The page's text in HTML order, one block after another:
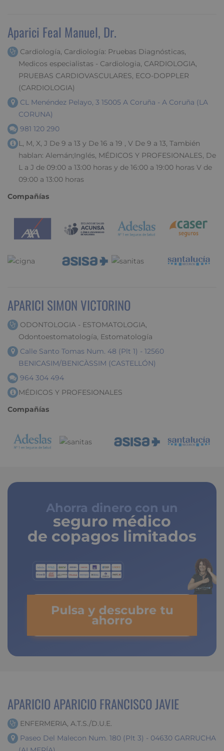
Aparici Feal Manuel, Dr.
Cardiología, Cardiología: Pruebas Diagnósticas,
Medicos especialistas - Cardiologia, CARDIOLOGIA,
PRUEBAS CARDIOVASCULARES, ECO-DOPPLER
(CARDIOLOGIA)
CL Menéndez Pelayo, 3 15005 A Coruña - A Coruña (LA
CORUNA)
981 120 290
L, M, X, J De 9 a 13 y De 16 a 19 , V De 9 a 13, También
hablan: Alemán;Inglés, MÉDICOS Y PROFESIONALES, De
L a J de 09:00 a 13:00 horas y de 16:00 a 19:00 horas V de
09:00 a 13:00 horas
Compañías
APARICI SIMON VICTORINO
ODONTOLOGIA - ESTOMATOLOGIA,
Odontoestomatología, Estomatología
Calle Santo Tomas Num. 48 (Plt 1) - 12560
BENICASIM/BENICÀSSIM (CASTELLÓN)
964 304 494
MÉDICOS Y PROFESIONALES
Compañías
Ahorra dinero con un
seguro médico
de copagos limitados
Pulsa y descubre tu
ahorro
APARICIO APARICIO FRANCISCO JAVIE
ENFERMERIA, A.T.S./D.U.E.
Paseo Del Malecon Num. 180 (Plt 3) - 04630 GARRUCHA